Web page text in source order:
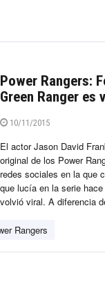
Power Rangers:
Green Ranger es
10/11/2015
El actor Jason David
original de los Power
redes sociales en la que
que lucía en la serie
volvió viral. A diferencia
Rangers